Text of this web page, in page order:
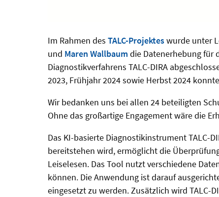
Im Rahmen des TALC-Projekteswurde unter
und Maren Wallbaum die Datenerhebung für
Diagnostikverfahrens TALC-DIRA
2023, Frühjahr 2024 sowie Herbst 2024
Wir bedanken uns bei allen 24 beteiligten
Ohne das großartige Engagement wäre die
Das KI-basierte Diagnostikinstrument TALC-
bereitstehen wird, ermöglicht die
Leiselesen. Das Tool nutzt verschiedene
können. Die Anwendung ist darauf
eingesetzt zu werden. Zusätzlich wird TALC-